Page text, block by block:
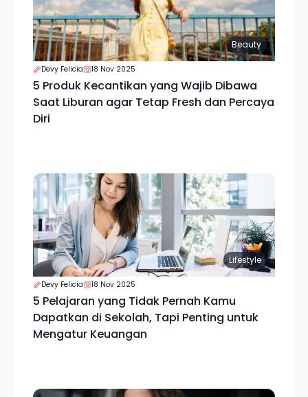
Beauty
Devy Felicia 18 Nov 2025
5 Produk Kecantikan yang Wajib Dibawa
Saat Liburan agar Tetap Fresh dan Percaya
Diri
Lifestyle
Devy Felicia 18 Nov 2025
5 Pelajaran yang Tidak Pernah Kamu
Dapatkan di Sekolah, Tapi Penting untuk
Mengatur Keuangan